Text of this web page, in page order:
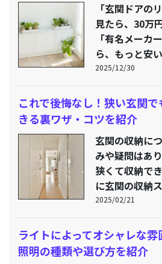
「玄関ドアの
見たら、30万
「有名メーカ
ら、もっと安
2025/12/30
これで後悔なし！狭い玄関
きる裏ワザ・コツを紹介
玄関の収納に
みや疑問はあ
狭くて収納で
に玄関の収納
2025/02/21
ライトによってオシャレな
照明の種類や選び方を紹介